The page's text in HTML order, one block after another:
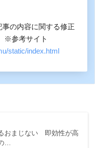
の内容に関する修正
※参考サイト
static/index.html
おまじない 即効性が高
…